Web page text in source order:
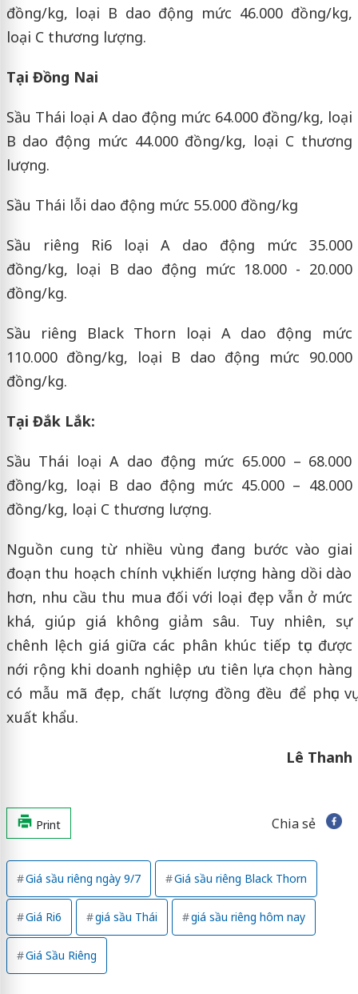
đồng/kg, loại B dao động mức 46.000 đồng/kg,
loại C thương lượng.
Tại Đồng Nai
Sầu Thái loại A dao động mức 64.000 đồng/kg, loại
B dao động mức 44.000 đồng/kg, loại C thương
lượng.
Sầu Thái lỗi dao động mức 55.000 đồng/kg
Sầu riêng Ri6 loại A dao động mức 35.000
đồng/kg, loại B dao động mức 18.000 - 20.000
đồng/kg.
Sầu riêng Black Thorn loại A dao động mức
110.000 đồng/kg, loại B dao động mức 90.000
đồng/kg.
Tại Đắk Lắk:
Sầu Thái loại A dao động mức 65.000 – 68.000
đồng/kg, loại B dao động mức 45.000 – 48.000
đồng/kg, loại C thương lượng.
Nguồn cung từ nhiều vùng đang bước vào giai
đoạn thu hoạch chính vụ khiến lượng hàng dồi dào
hơn, nhu cầu thu mua đối với loại đẹp vẫn ở mức
khá, giúp giá không giảm sâu. Tuy nhiên, sự
chênh lệch giá giữa các phân khúc tiếp tục được
nới rộng khi doanh nghiệp ưu tiên lựa chọn hàng
có mẫu mã đẹp, chất lượng đồng đều để phục vụ
xuất khẩu.
Lê Thanh
Print Chia sẻ
Giá sầu riêng ngày 9/7 Giá sầu riêng Black Thorn
Giá Ri6 giá sầu Thái giá sầu riêng hôm nay
Giá Sầu Riêng